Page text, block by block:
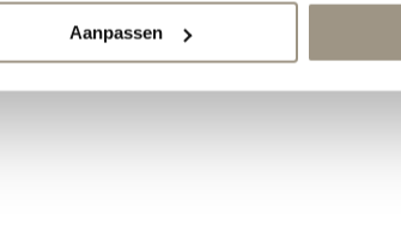
Aanpassen